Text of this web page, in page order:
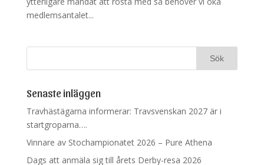
medlemsantalet...
Senaste inläggen
Travhästägarna informerar: Travsvenskan 2027 är i
startgroparna….
Vinnare av Stochampionatet 2026 – Pure Athena
Dags att anmäla sig till årets Derby-resa 2026